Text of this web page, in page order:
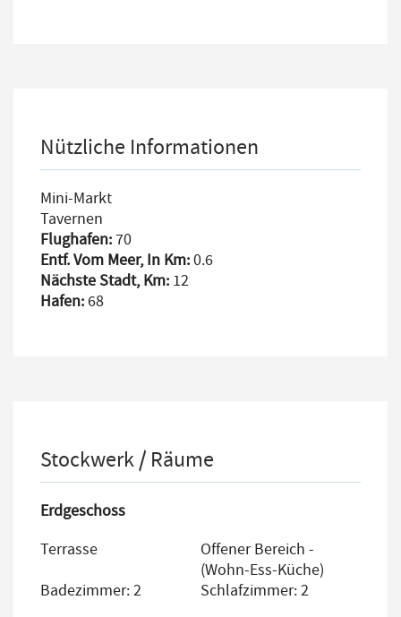
Nützliche Informationen
Mini-Markt
Tavernen
Flughafen:70
Entf. Vom Meer, In Km:0.6
Nächste Stadt, Km: 12
Hafen:68
Stockwerk / Räume
Erdgeschoss
Terrasse
Offener Bereich -
(Wohn-Ess-Küche)
Badezimmer: 2
Schlafzimmer: 2